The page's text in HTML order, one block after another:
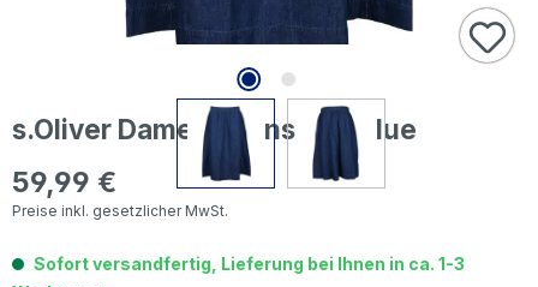
s.Oliver Damen Jeansrock blue
Regulärer Preis:
59,99 €
Preise inkl. gesetzlicher MwSt.
Sofort versandfertig, Lieferung bei Ihnen in ca. 1-3